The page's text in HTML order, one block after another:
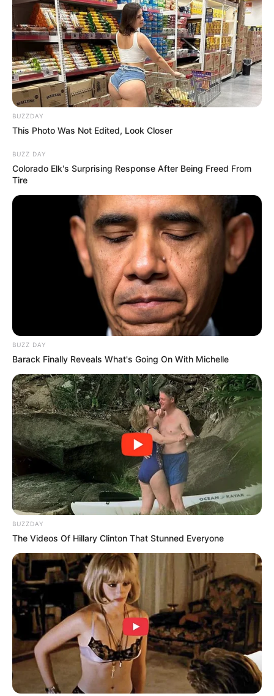
BUZZDAY
This Photo Was Not Edited, Look Closer
BUZZ DAY
Colorado Elk's Surprising Response After Being Freed From
Tire
BUZZ DAY
Barack Finally Reveals What's Going On With Michelle
BUZZDAY
The Videos Of Hillary Clinton That Stunned Everyone